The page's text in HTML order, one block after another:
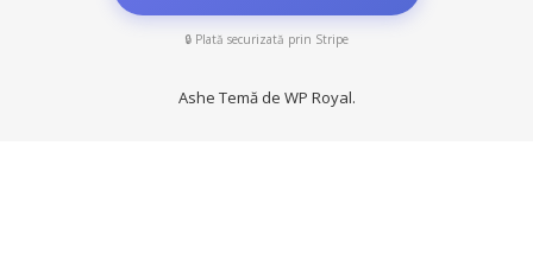
🔒 Plată securizată prin Stripe
Ashe Temă de WP Royal.